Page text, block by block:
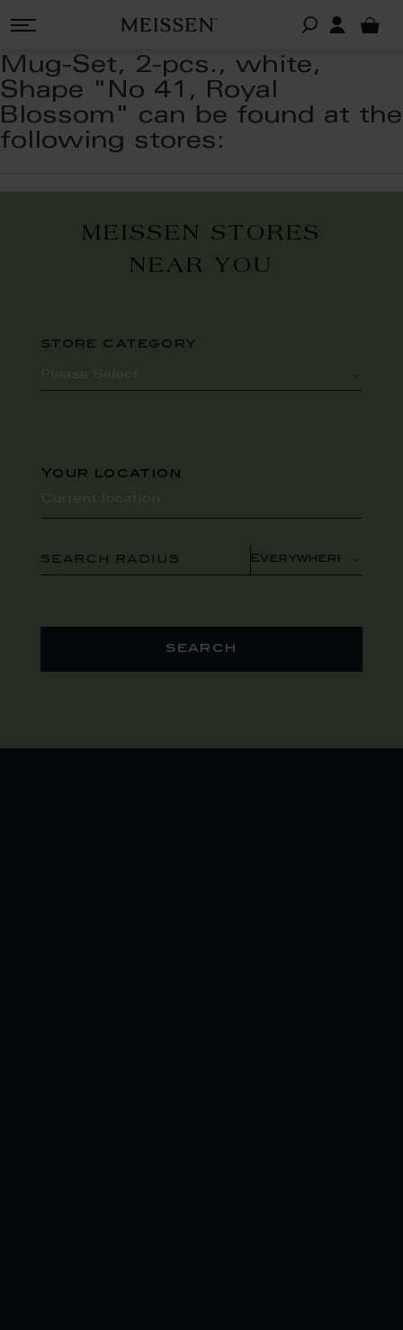
Mug-Set, 2-pcs., white,
Shape "No 41, Royal
Blossom" can be found at the
following stores:
MEISSEN STORES
NEAR YOU
store category
Your location
SEARCH RADIUS
search